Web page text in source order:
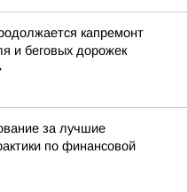
капремонт
и беговых дорожек
за лучшие
по финансовой